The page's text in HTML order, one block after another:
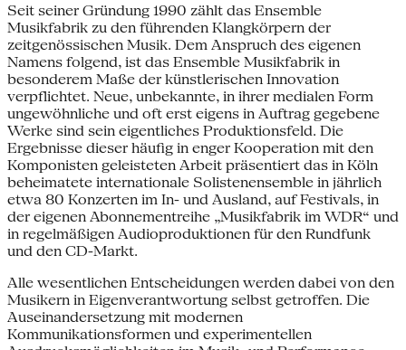
Seit seiner Gründung 1990 zählt das Ensemble
Musikfabrik zu den führenden Klangkörpern der
zeitgenössischen Musik. Dem Anspruch des eigenen
Namens folgend, ist das Ensemble Musikfabrik in
besonderem Maße der künstlerischen Innovation
verpflichtet. Neue, unbekannte, in ihrer medialen Form
ungewöhnliche und oft erst eigens in Auftrag gegebene
Werke sind sein eigentliches Produktionsfeld. Die
Ergebnisse dieser häufig in enger Kooperation mit den
Komponisten geleisteten Arbeit präsentiert das in Köln
beheimatete internationale Solistenensemble in jährlich
etwa 80 Konzerten im In- und Ausland, auf Festivals, in
der eigenen Abonnementreihe „Musikfabrik im WDR“ und
in regelmäßigen Audioproduktionen für den Rundfunk
und den CD-Markt.
Alle wesentlichen Entscheidungen werden dabei von den
Musikern in Eigenverantwortung selbst getroffen. Die
Auseinandersetzung mit modernen
Kommunikationsformen und experimentellen